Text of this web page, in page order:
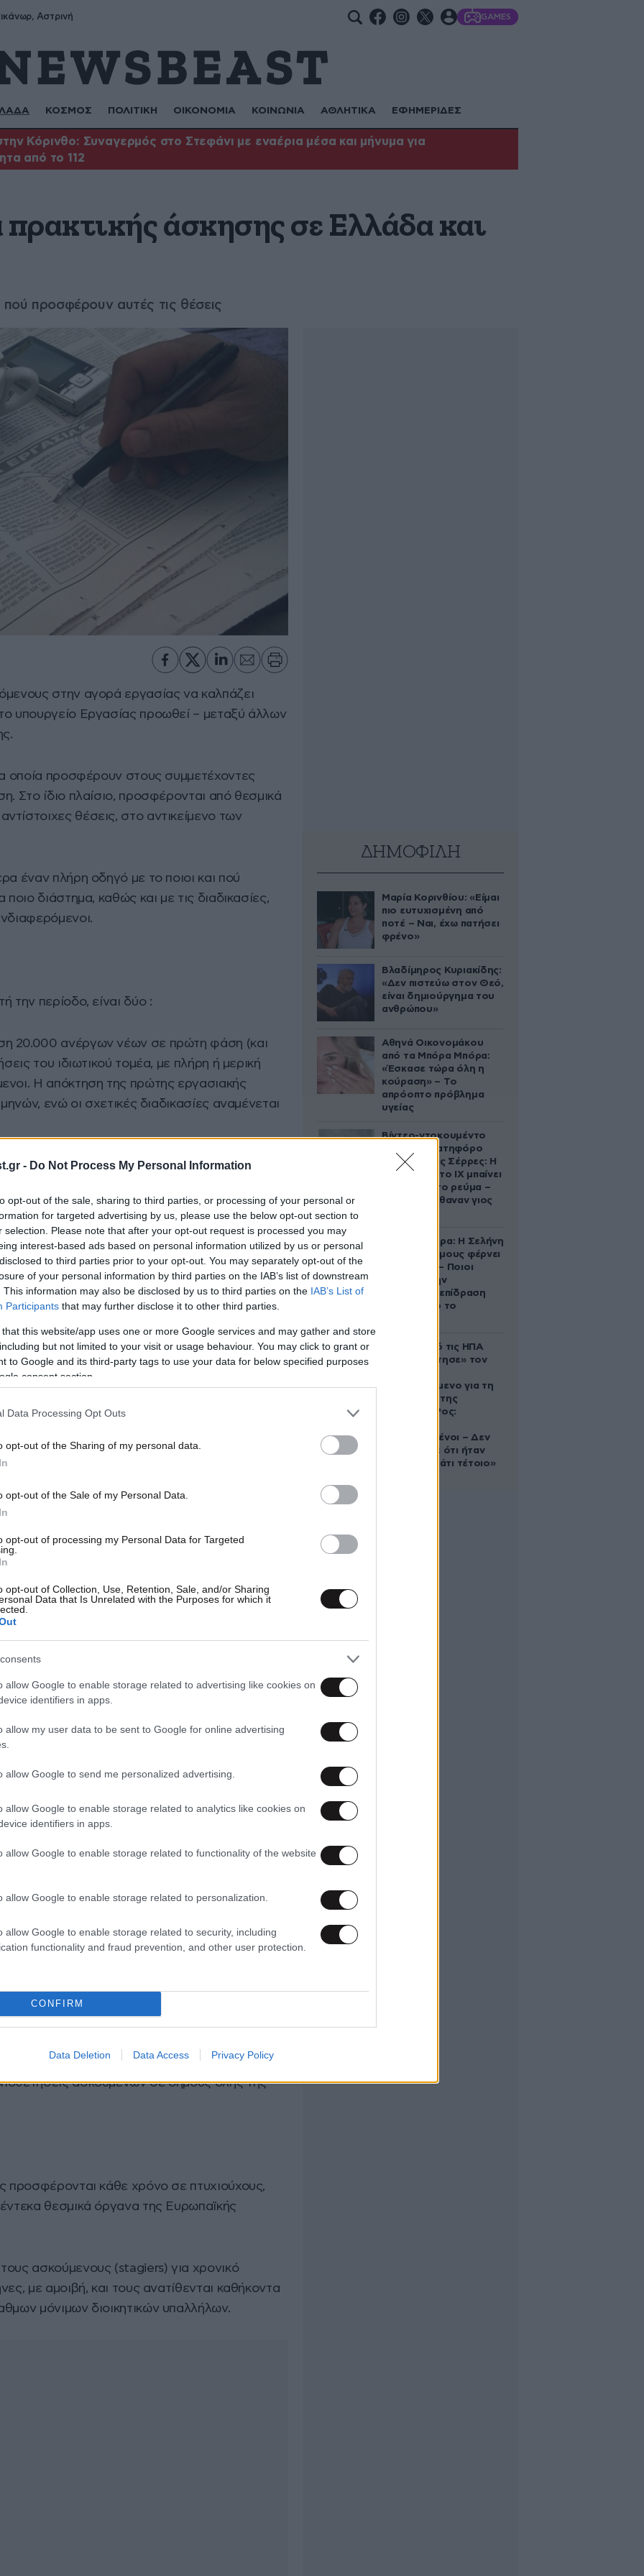
- Do Not Process My Personal Information
opt-out of the sale, sharing to third parties, or processing of your personal or
for targeted advertising by us, please use the below opt-out section to
selection. Please note that after your opt-out request is processed you may
interest-based ads based on personal information utilized by us or personal
to third parties prior to your opt-out. You may separately opt-out of the
of your personal information by third parties on the IAB’s list of downstream
This information may also be disclosed by us to third parties on the IAB’s List of
Participants that may further disclose it to other third parties.
that this website/app uses one or more Google services and may gather and store
but not limited to your visit or usage behaviour. You may click to grant or
to Google and its third-party tags to use your data for below specified purposes
consent section.
Data Processing Opt Outs
opt-out of the Sharing of my personal data.
opt-out of the Sale of my Personal Data.
opt-out of processing my Personal Data for Targeted
opt-out of Collection, Use, Retention, Sale, and/or Sharing
Data that Is Unrelated with the Purposes for which it
allow Google to enable storage related to advertising like cookies on
identifiers in apps.
allow my user data to be sent to Google for online advertising
allow Google to send me personalized advertising.
allow Google to enable storage related to analytics like cookies on
identifiers in apps.
allow Google to enable storage related to functionality of the website
allow Google to enable storage related to personalization.
allow Google to enable storage related to security, including
functionality and fraud prevention, and other user protection.
CONFIRM
Data Deletion Data Access Privacy Policy
Αστρινή GAMES
ΚΟΣΜΟΣ ΠΟΛΙΤΙΚΗ ΟΙΚΟΝΟΜΙΑ ΚΟΙΝΩΝΙΑ ΑΘΛΗΤΙΚΑ ΕΦΗΜΕΡΙΔΕΣ
Κόρινθο: Συναγερμός στο Στεφάνι με εναέρια μέσα και μήνυμα για
από το 112
άσκησης σε Ελλάδα και
προσφέρουν αυτές τις θέσεις
στην αγορά εργασίας να καλπάζει
υπουργείο Εργασίας προωθεί – μεταξύ άλλων
οποία προσφέρουν στους συμμετέχοντες
Στο ίδιο πλαίσιο, προσφέρονται από θεσμικά
θέσεις, στο αντικείμενο των
έναν πλήρη οδηγό με το ποιοι και πού
διάστημα, καθώς και με τις διαδικασίες,
την περίοδο, είναι δύο :
20.000 ανέργων νέων σε πρώτη φάση (και
του ιδιωτικού τομέα, με πλήρη ή μερική
Η απόκτηση της πρώτης εργασιακής
ενώ οι σχετικές διαδικασίες αναμένεται
ηλικίας μέχρι 29 ετών, οι οποίοι έχουν
χρόνια πριν από την υποβολή αίτησης στο
αυτής υπολογίζονται σε 20.000, οι
εκπαιδευτικής πρακτικής άσκησης το ποσό
δευτεροβάθμιας και
μέχρι 29 ετών. Οι ωφελούμενοι υπολογίζονται
κάθε μήνα εκπαιδευτικής πρακτικής
πραγματοποιηθεί σε επιχειρήσεις, οι οποίες
κατάρτισης και θα εγγραφούν σε Μητρώο
ο δικαιούχος της δράσης.
εκπορεύεται από την Ευρωπαϊκή Ένωση και
ΚΕΔΕ. Η πρωτοβουλία EU – STARTER, για την
στην Ευρώπη, απευθύνεται σε νέους μεταξύ
διαθέτουν την κατάρτιση ή την
μία πρώτη εργασιακή εμπειρία.
νέους, οι οποίοι θα εργαστούν για ένα
ένα χρόνο ακόμη) στους δήμους και
κοινωνικές δομές, παιδικούς σταθμούς,
δημοτικά μουσεία, δημοτικές αθλητικές
εκατ. ευρώ και προέρχεται εξ ολοκλήρου από
το ποσό των 500 ευρώ και θα
υπηρεσιών, βελτιώνοντας την ποιότητα
χωρίς να αντικαταστήσουν το ήδη
πάσα πιθανότητα από τους ίδιους τους
επιτάχυνσης των σχετικών διαδικασιών. Οι
για τις θέσεις και τις ειδικότητες, που
άσκησης, και στη συνέχεια θα
στα πρότυπα των προκηρύξεων Συμβάσεων
το ΑΣΕΠ.
μέσα στο Φεβρουάριο, ώστε μετά το
ασκούμενων σε δήμους όλης της
προσφέρονται κάθε χρόνο σε πτυχιούχους,
θεσμικά όργανα της Ευρωπαϊκής
ασκούμενους (stagiers) για χρονικό
με αμοιβή, και τους ανατίθενται καθήκοντα
μόνιμων διοικητικών υπαλλήλων.
ΔΗΜΟΦΙΛΗ
Μαρία Κορινθίου: «Είμαι
πιο ευτυχισμένη από
ποτέ – Ναι, έχω πατήσει
φρένο»
Βλαδίμηρος Κυριακίδης:
«Δεν πιστεύω στον Θεό,
είναι δημιούργημα του
ανθρώπου»
Αθηνά Οικονομάκου
από τα Μπόρα Μπόρα:
«Έσκασε τώρα όλη η
κούραση» – Το
απρόοπτο πρόβλημα
υγείας
Βίντεο-ντοκουμέντο
από το θανατηφόρο
τροχαίο στις Σέρρες: Η
στιγμή που το ΙΧ μπαίνει
στο αντίθετο ρεύμα –
Ακαριαία πέθαναν γιος
Ζώδια σήμερα: Η Σελήνη
στους Διδύμους φέρνει
ανατροπές – Ποιοι
δέχονται την
ευεργετική επίδραση
του Δία από το
Ζευγάρι από τις ΗΠΑ
που «υιοθέτησε» τον
κατηγορούμενο για τη
δολοφονία της
Ελίζαμπεθ Ρος:
συντετριμμένοι – Δεν
έδειξε ποτέ ότι ήταν
ικανός για κάτι τέτοιο»